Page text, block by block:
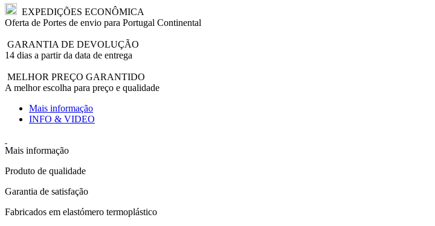
EXPEDIÇÕES ECONÔMICA
Oferta de Portes de envio para Portugal Continental
GARANTIA DE DEVOLUÇÃO
14 dias a partir da data de entrega
MELHOR PREÇO GARANTIDO
A melhor escolha para preço e qualidade
Mais informação
INFO & VIDEO
Mais informação
Produto de qualidade
Garantia de satisfação
Fabricados em elastómero termoplástico